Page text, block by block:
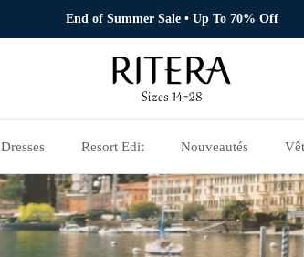
End of Summer Sale • Up To 70% Off
Dresses Resort Edit Nouveautés